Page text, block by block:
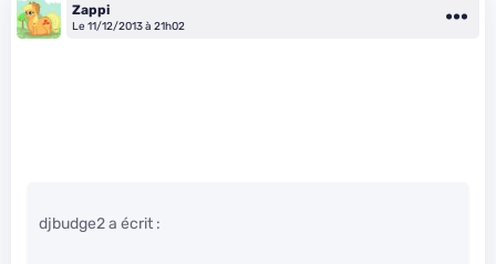
Zappi
Le 11/12/2013 à 21h02
djbudge2 a écrit :